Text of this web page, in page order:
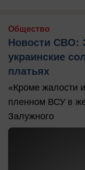
Общество
Новости СВО:
украинские
платьях
«Кроме жалости
пленном ВСУ в
Залужного